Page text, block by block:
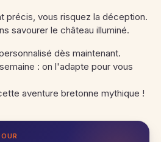
précis, vous risquez la déception.
savourer le château illuminé.
dès maintenant.
: on l'adapte pour vous
aventure bretonne mythique !